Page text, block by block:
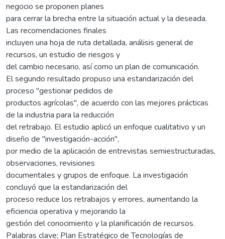
negocio se proponen planes
para cerrar la brecha entre la situación actual y la deseada.
Las recomendaciones finales
incluyen una hoja de ruta detallada, análisis general de
recursos, un estudio de riesgos y
del cambio necesario, así como un plan de comunicación.
El segundo resultado propuso una estandarización del
proceso "gestionar pedidos de
productos agrícolas", de acuerdo con las mejores prácticas
de la industria para la reducción
del retrabajo. El estudio aplicó un enfoque cualitativo y un
diseño de "investigación-acción",
por medio de la aplicación de entrevistas semiestructuradas,
observaciones, revisiones
documentales y grupos de enfoque. La investigación
concluyó que la estandarización del
proceso reduce los retrabajos y errores, aumentando la
eficiencia operativa y mejorando la
gestión del conocimiento y la planificación de recursos.
Palabras clave: Plan Estratégico de Tecnologías de